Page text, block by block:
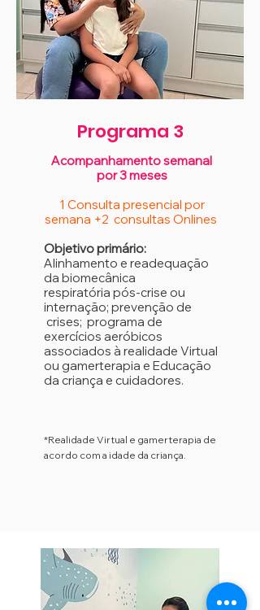
Programa 3
Acompanhamento semanal
por 3 meses
1 Consulta presencial por
semana +2 consultas Onlines
Objetivo primário:
Alinhamento e readequação
da biomecânica
respiratória pós-crise ou
internação; prevenção de
crises; programa de
exercícios aeróbicos
associados à realidade Virtual
ou gamerterapia e Educação
da criança e cuidadores.
*Realidade Virtual e gamerterapia de
acordo com a idade da criança.